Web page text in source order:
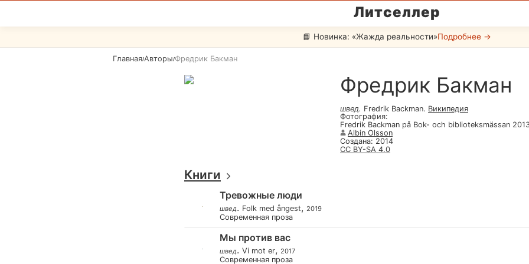
Литселлер
📘 Новинка: «Жажда реальности»Подробнее →
Главная/Авторы/Фредрик Бакман
Фредрик Бакман
швед. Fredrik Backman. Википедия
Фотография:
Fredrik Backman på Bok- och biblioteksmässan
Albin Olsson
Создана: 2014
CC BY-SA 4.0
Книги
Тревожные люди
швед. Folk med ångest, 2019
Современная проза
Мы против вас
швед. Vi mot er, 2017
Современная проза